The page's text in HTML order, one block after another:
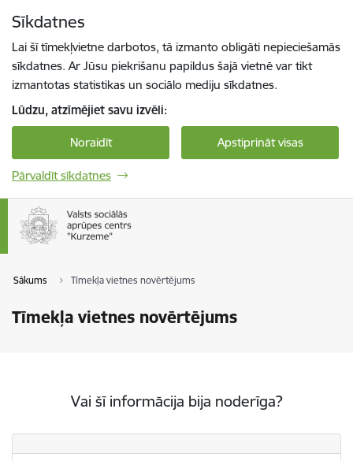
Sīkdatnes
Lai šī tīmekļvietne darbotos, tā izmanto obligāti nepieciešamās
sīkdatnes. Ar Jūsu piekrišanu papildus šajā vietnē var tikt
izmantotas statistikas un sociālo mediju sīkdatnes.
Lūdzu, atzīmējiet savu izvēli:
Noraidīt Apstiprināt visas
Pārvaldīt sīkdatnes
Sākums Tīmekļa vietnes novērtējums
Tīmekļa vietnes novērtējums
Vai šī informācija bija noderīga?
Vai šī informācija bija noderīga?